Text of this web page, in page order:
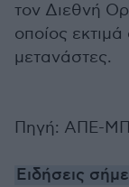
τον Διεθνή
οποίος
μετανάστες.
Πηγή: ΑΠΕ-
Ειδήσεις